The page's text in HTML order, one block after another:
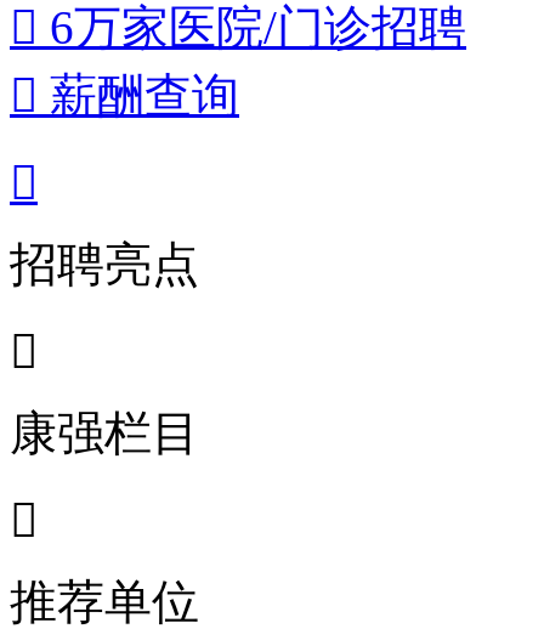
 6万家医院/门诊招聘
 薪酬查询

招聘亮点

康强栏目

推荐单位